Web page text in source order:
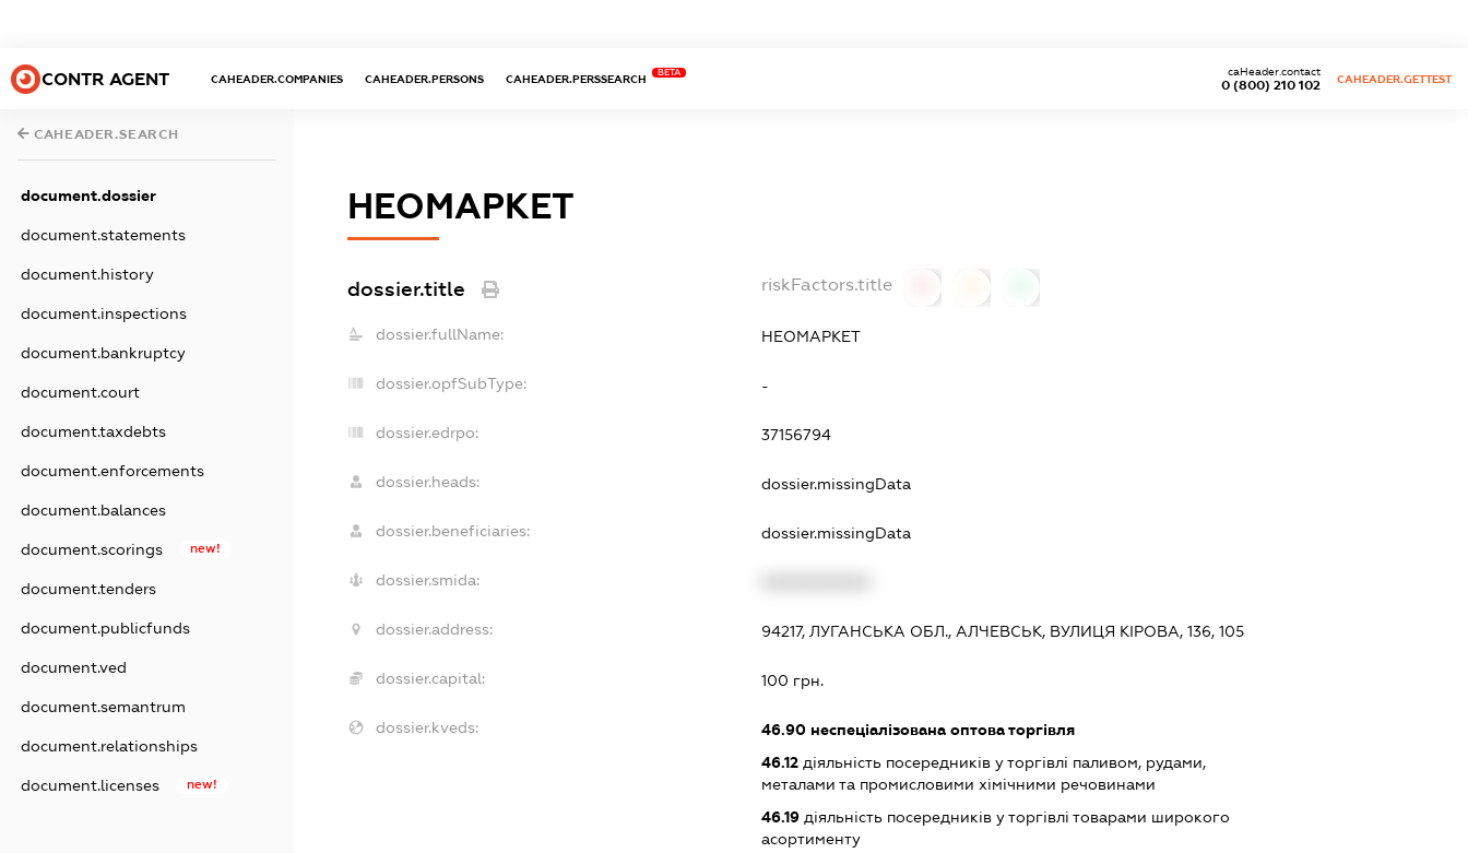
CONTR AGENT CAHEADER.COMPANIES CAHEADER.PERSONS CAHEADER.PERSSEARCH
BETA
0 (800) 210 102
caHeader.contact
CAHEADER.GETTEST
CAHEADER.SEARCH
document.dossier
document.statements
document.history
document.inspections
document.bankruptcy
document.court
document.taxdebts
document.enforcements
document.balances
document.scorings new!
document.tenders
document.publicfunds
document.ved
document.semantrum
document.relationships
document.licenses new!
НЕОМАРКЕТ
dossier.title riskFactors.title
dossier.fullName: НЕОМАРКЕТ
dossier.opfSubType: -
dossier.edrpo: 37156794
dossier.heads: dossier.missingData
dossier.beneficiaries: dossier.missingData
dossier.smida:
dossier.address: 94217, ЛУГАНСЬКА ОБЛ., АЛЧЕВСЬК, ВУЛИЦЯ КІРОВА, 136, 105
dossier.capital: 100 грн.
dossier.kveds: 46.90 неспеціалізована оптова торгівля
46.12 діяльність посередників у торгівлі паливом, рудами,
металами та промисловими хімічними речовинами
46.19 діяльність посередників у торгівлі товарами широкого
асортименту